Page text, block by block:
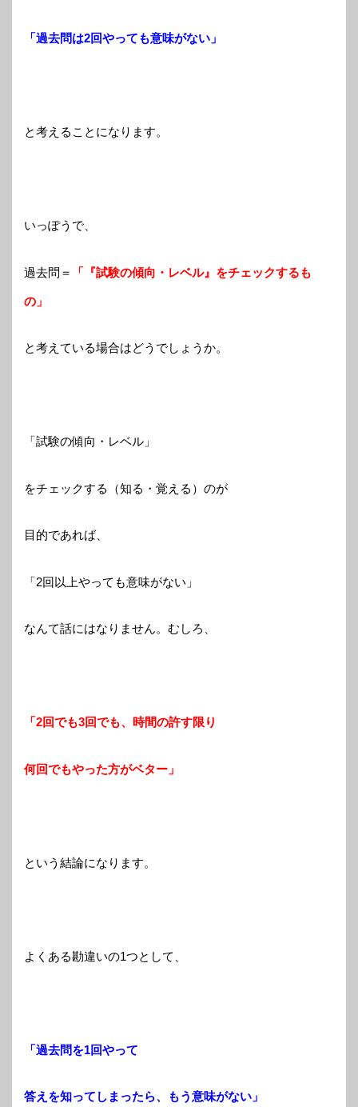
「過去問は2回やっても意味がない」
と考えることになります。
いっぽうで、
過去問＝ 「『試験の傾向・レベル』をチェックするも
の」
と考えている場合はどうでしょうか。
「試験の傾向・レベル」
をチェックする（知る・覚える）のが
目的であれば、
「2回以上やっても意味がない」
なんて話にはなりません。むしろ、
「2回でも3回でも、時間の許す限り
何回でもやった方がベター」
という結論になります。
よくある勘違いの1つとして、
「過去問を1回やって
答えを知ってしまったら、もう意味がない」